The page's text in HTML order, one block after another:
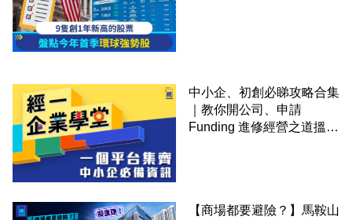
中小企、初創必睇攻略合集
｜教你開公司、申請
Funding 進修經營之道搵大
【商場都要避險？】馬鞍山